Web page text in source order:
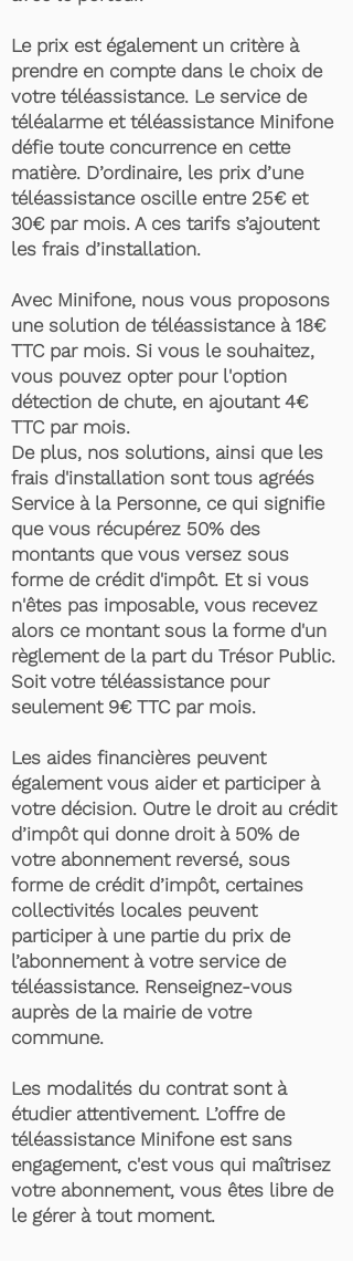
Le prix est également un critère à
prendre en compte dans le choix de
votre téléassistance. Le service de
téléalarme et téléassistance Minifone
défie toute concurrence en cette
matière. D’ordinaire, les prix d’une
téléassistance oscille entre 25€ et
30€ par mois. A ces tarifs s’ajoutent
les frais d’installation.
Avec Minifone, nous vous proposons
une solution de téléassistance à 18€
TTC par mois. Si vous le souhaitez,
vous pouvez opter pour l'option
détection de chute, en ajoutant 4€
TTC par mois.
De plus, nos solutions, ainsi que les
frais d'installation sont tous agréés
Service à la Personne, ce qui signifie
que vous récupérez 50% des
montants que vous versez sous
forme de crédit d'impôt. Et si vous
n'êtes pas imposable, vous recevez
alors ce montant sous la forme d'un
règlement de la part du Trésor Public.
Soit votre téléassistance pour
seulement 9€ TTC par mois.
Les aides financières peuvent
également vous aider et participer à
votre décision. Outre le droit au crédit
d’impôt qui donne droit à 50% de
votre abonnement reversé, sous
forme de crédit d’impôt, certaines
collectivités locales peuvent
participer à une partie du prix de
l’abonnement à votre service de
téléassistance. Renseignez-vous
auprès de la mairie de votre
commune.
Les modalités du contrat sont à
étudier attentivement. L’offre de
téléassistance Minifone est sans
engagement, c'est vous qui maîtrisez
votre abonnement, vous êtes libre de
le gérer à tout moment.